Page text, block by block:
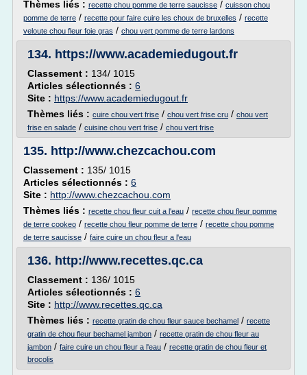
Thèmes liés : recette chou pomme de terre saucisse / cuisson chou
pomme de terre / recette pour faire cuire les choux de bruxelles / recette
veloute chou fleur foie gras / chou vert pomme de terre lardons
134. https://www.academiedugout.fr
Classement : 134/ 1015
Articles sélectionnés : 6
Site : https://www.academiedugout.fr
Thèmes liés : cuire chou vert frise / chou vert frise cru / chou vert
frise en salade / cuisine chou vert frise / chou vert frise
135. http://www.chezcachou.com
Classement : 135/ 1015
Articles sélectionnés : 6
Site : http://www.chezcachou.com
Thèmes liés : recette chou fleur cuit a l'eau / recette chou fleur pomme
de terre cookeo / recette chou fleur pomme de terre / recette chou pomme
de terre saucisse / faire cuire un chou fleur a l'eau
136. http://www.recettes.qc.ca
Classement : 136/ 1015
Articles sélectionnés : 6
Site : http://www.recettes.qc.ca
Thèmes liés : recette gratin de chou fleur sauce bechamel / recette
gratin de chou fleur bechamel jambon / recette gratin de chou fleur au
jambon / faire cuire un chou fleur a l'eau / recette gratin de chou fleur et
brocolis